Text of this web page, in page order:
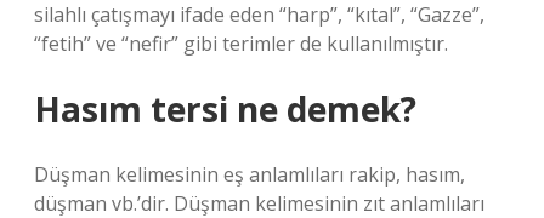
silahlı çatışmayı ifade eden “harp”, “kıtal”, “Gazze”,
“fetih” ve “nefir” gibi terimler de kullanılmıştır.
Hasım tersi ne demek?
Düşman kelimesinin eş anlamlıları rakip, hasım,
düşman vb.’dir. Düşman kelimesinin zıt anlamlıları